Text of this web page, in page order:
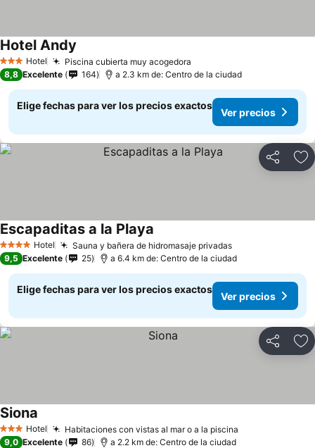
3 Estrellas
Hotel Piscina cubierta muy acogedora
Hotel Andy
8,8 Excelente 164 a 2.3 km de: Centro de la ciudad
Elige fechas para ver los precios exactos
Ver precios
Compartir
4 EstrellasHotel Sauna y bañera de hidromasaje privadas
Escapaditas a la Playa
9,5 Excelente 25 a 6.4 km de: Centro de la ciudad
Elige fechas para ver los precios exactos
Ver precios
Compartir
3 Estrellas
Hotel Habitaciones con vistas al mar o a la piscina
Siona
9,0 Excelente 86 a 2.2 km de: Centro de la ciudad